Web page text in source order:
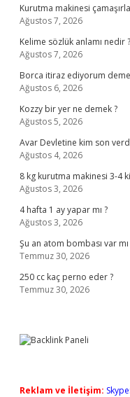
Kurutma makinesi
Ağustos 7, 2026
Kelime sözlük anlamı nedir ?
Ağustos 7, 2026
Borca itiraz ediyorum
Ağustos 6, 2026
Kozzy bir yer ne demek ?
Ağustos 5, 2026
Avar Devletine kim son
Ağustos 4, 2026
8 kg kurutma makinesi 3-4
Ağustos 3, 2026
4 hafta 1 ay yapar mı ?
Ağustos 3, 2026
Şu an atom bombası var mı
Temmuz 30, 2026
250 cc kaç perno eder ?
Temmuz 30, 2026
Reklam ve İletişim: